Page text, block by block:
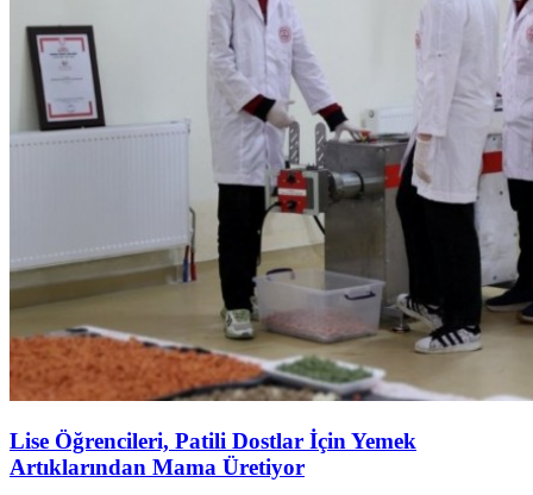
Lise Öğrencileri, Patili Dostlar İçin Yemek
Artıklarından Mama Üretiyor